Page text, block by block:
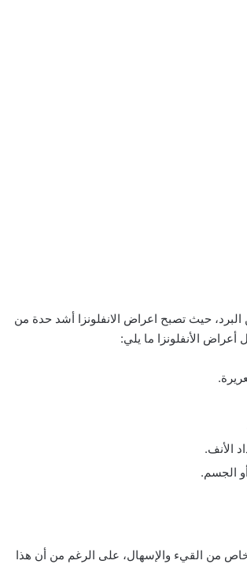
البرد، حيث تصبح اعراض الانفلونزا أشد حدة من
الأنفلونزا ما يلي:
الأنف.
الجسم.
من القيء والإسهال، على الرغم من أن هذا